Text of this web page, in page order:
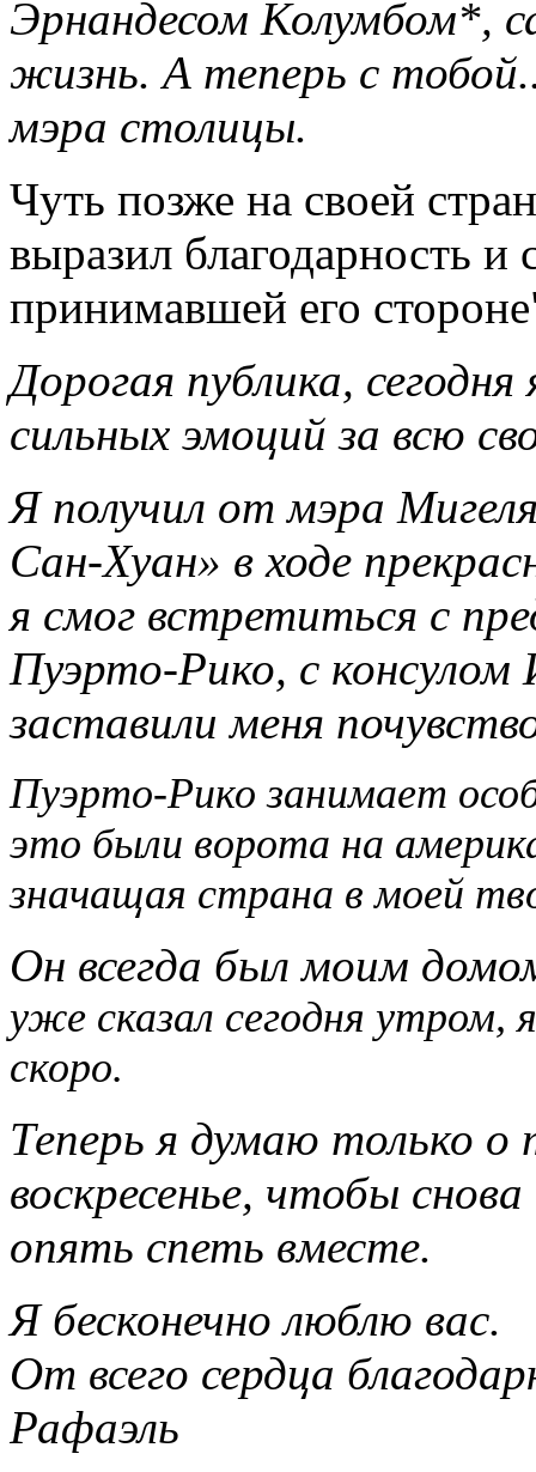
Эрнандесом Колумбом*,
жизнь. А теперь с
мэра столицы.
Чуть позже на своей
выразил благодарность
принимавшей его
Дорогая публика,
сильных эмоций за всю
Я получил от мэра
Сан-Хуан» в ходе
я смог встретиться с
Пуэрто-Рико, с
заставили меня
Пуэрто-Рико занимает
это были ворота на
значащая страна в моей
Он всегда был моим
уже сказал сегодня утром,
скоро.
Теперь я думаю только
воскресенье, чтобы
опять спеть вместе.
Я бесконечно люблю вас.
От всего сердца
Рафаэль